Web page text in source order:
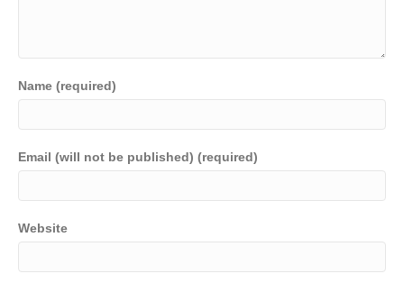
Name (required)
Email (will not be published) (required)
Website